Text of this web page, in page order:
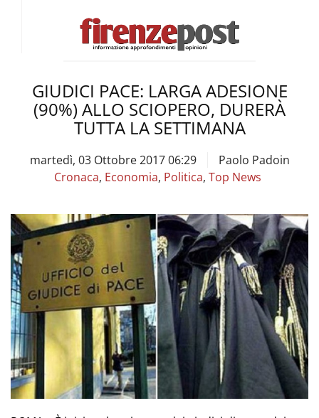
GIUDICI PACE: LARGA ADESIONE
(90%) ALLO SCIOPERO, DURERÀ
TUTTA LA SETTIMANA
martedì, 03 Ottobre 2017 06:29
Paolo Padoin
Cronaca, Economia, Politica, Top News